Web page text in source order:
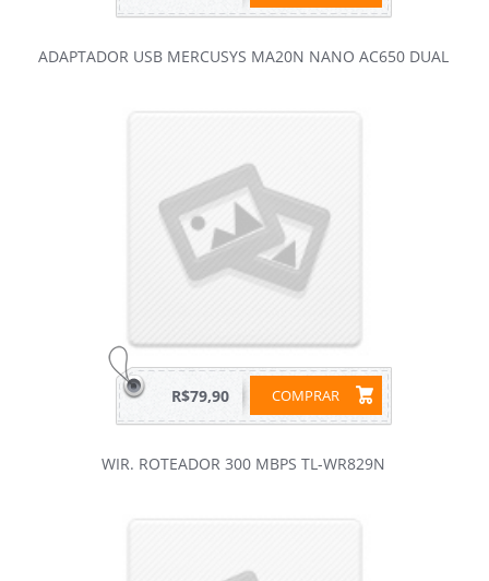
ADAPTADOR USB MERCUSYS MA20N NANO AC650 DUAL
COMPRAR
R$79,90
WIR. ROTEADOR 300 MBPS TL-WR829N